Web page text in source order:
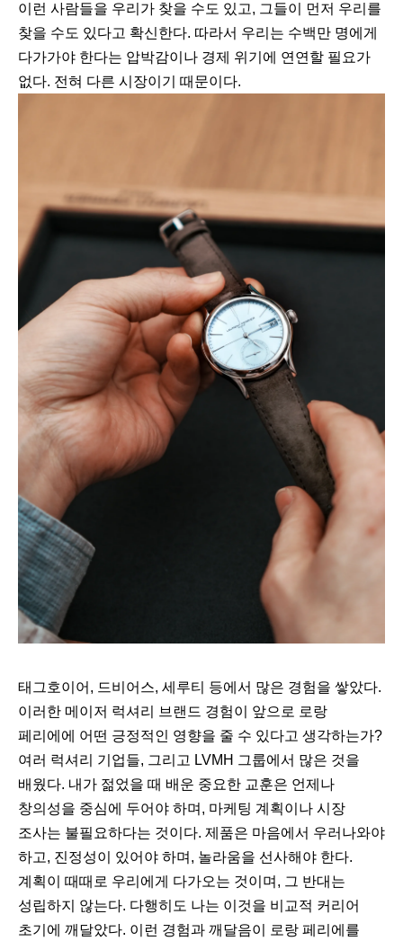
이런 사람들을 우리가 찾을 수도 있고, 그들이 먼저 우리를
찾을 수도 있다고 확신한다. 따라서 우리는 수백만 명에게
다가가야 한다는 압박감이나 경제 위기에 연연할 필요가
없다. 전혀 다른 시장이기 때문이다.
태그호이어, 드비어스, 세루티 등에서 많은 경험을 쌓았다.
이러한 메이저 럭셔리 브랜드 경험이 앞으로 로랑
페리에에 어떤 긍정적인 영향을 줄 수 있다고 생각하는가?
여러 럭셔리 기업들, 그리고 LVMH 그룹에서 많은 것을
배웠다. 내가 젊었을 때 배운 중요한 교훈은 언제나
창의성을 중심에 두어야 하며, 마케팅 계획이나 시장
조사는 불필요하다는 것이다. 제품은 마음에서 우러나와야
하고, 진정성이 있어야 하며, 놀라움을 선사해야 한다.
계획이 때때로 우리에게 다가오는 것이며, 그 반대는
성립하지 않는다. 다행히도 나는 이것을 비교적 커리어
초기에 깨달았다. 이런 경험과 깨달음이 로랑 페리에를